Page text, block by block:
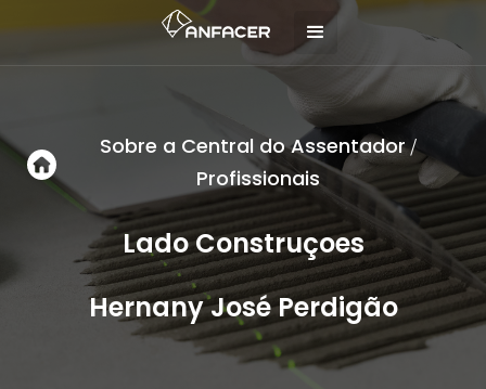
Sobre a Central do Assentador/
Profissionais
Lado Construçoes
Hernany José Perdigão